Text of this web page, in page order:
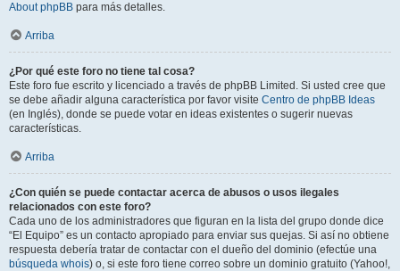
About phpBB para más detalles.
Arriba
¿Por qué este foro no tiene tal cosa?
Este foro fue escrito y licenciado a través de phpBB Limited. Si usted cree que
se debe añadir alguna característica por favor visite Centro de phpBB Ideas
(en Inglés), donde se puede votar en ideas existentes o sugerir nuevas
características.
Arriba
¿Con quién se puede contactar acerca de abusos o usos ilegales
relacionados con este foro?
Cada uno de los administradores que figuran en la lista del grupo donde dice
“El Equipo” es un contacto apropiado para enviar sus quejas. Si así no obtiene
respuesta debería tratar de contactar con el dueño del dominio (efectúe una
búsqueda whois) o, si este foro tiene correo sobre un dominio gratuito (Yahoo!,